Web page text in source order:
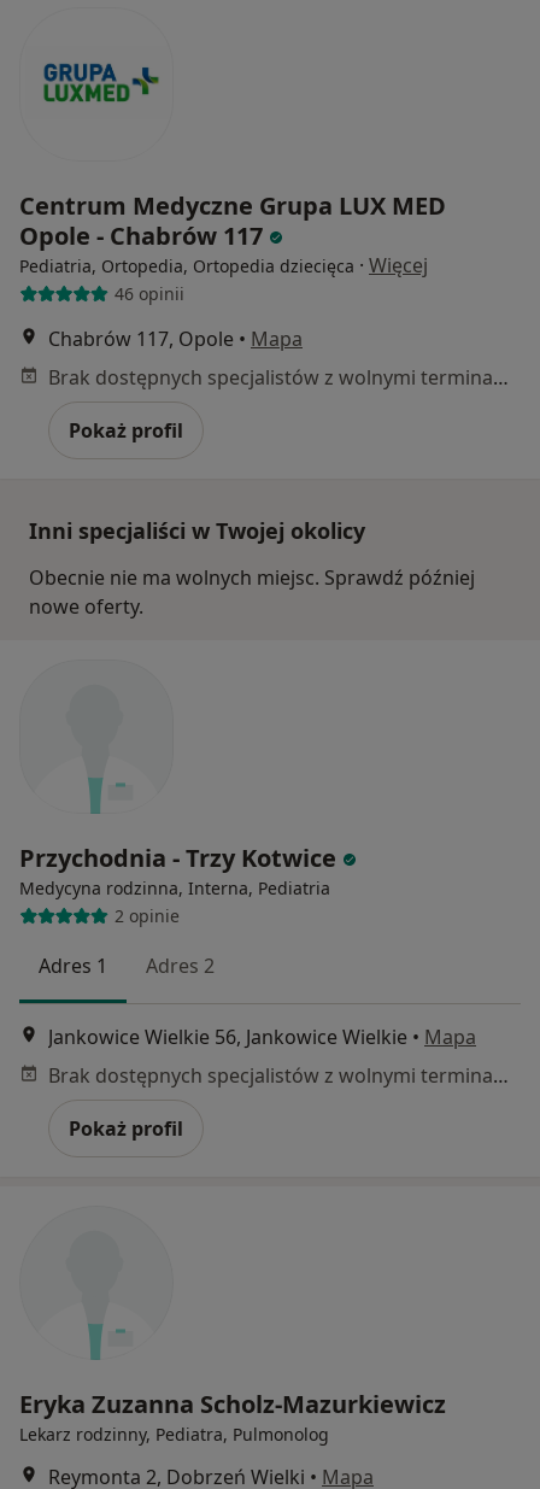
Centrum Medyczne Grupa LUX MED
Opole - Chabrów 117
Pediatria, Ortopedia, Ortopedia dziecięca · Więcej
46 opinii
Chabrów 117, Opole • Mapa
Brak dostępnych specjalistów z wolnymi terminami w tym centrum medycznym.
Pokaż profil
Inni specjaliści w Twojej okolicy
Obecnie nie ma wolnych miejsc. Sprawdź później
nowe oferty.
Przychodnia - Trzy Kotwice
Medycyna rodzinna, Interna, Pediatria
2 opinie
Adres 1 Adres 2
Jankowice Wielkie 56, Jankowice Wielkie • Mapa
Brak dostępnych specjalistów z wolnymi terminami w tym centrum medycznym.
Pokaż profil
Eryka Zuzanna Scholz-Mazurkiewicz
Lekarz rodzinny, Pediatra, Pulmonolog
Reymonta 2, Dobrzeń Wielki • Mapa